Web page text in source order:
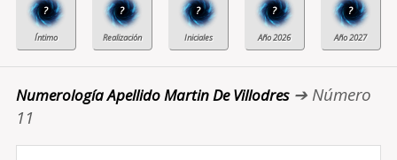
? ? ? ? ?
Numerología Apellido Martin De Villodres➔ Número
11